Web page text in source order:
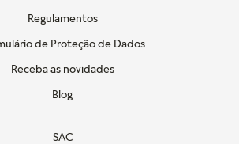
Regulamentos
de Proteção de Dados
Receba as novidades
Blog
SAC